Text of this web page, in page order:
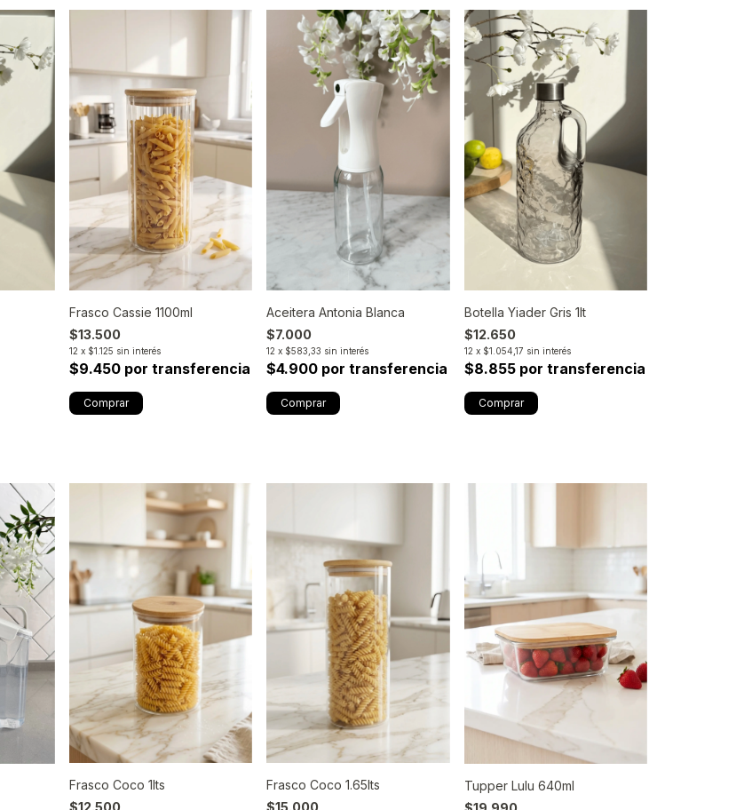
Frasco Cassie 1100ml
$13.500
12 x $1.125 sin interés
$9.450 por transferencia
Aceitera Antonia Blanca
$7.000
12 x $583,33 sin interés
$4.900 por transferencia
Botella Yiader Gris 1lt
$12.650
12 x $1.054,17 sin interés
$8.855 por transferencia
Frasco Coco 1lts
Frasco Coco 1.65lts
Tupper Lulu 640ml